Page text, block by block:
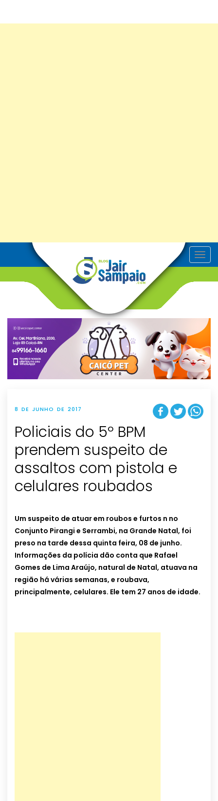
T
o
v
g
t
i
o
n
8 DE JUNHO DE 2017
Policiais do 5º BPM
prendem suspeito de
assaltos com pistola e
celulares roubados
Um suspeito de atuar em roubos e furtos n no
Conjunto Pirangi e Serrambi, na Grande Natal, foi
preso na tarde dessa quinta feira, 08 de junho.
Informações da polícia dão conta que Rafael
Gomes de Lima Araújo, natural de Natal, atuava na
região há várias semanas, e roubava,
principalmente, celulares. Ele tem 27 anos de idade.